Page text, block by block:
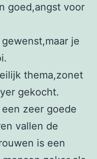
goed,angst voor
je
thema,zonet
gekocht.
zeer goede
vallen de
is een